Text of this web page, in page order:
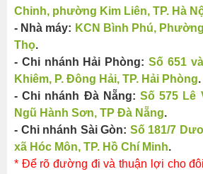
Chinh, phường Kim Liên, TP. Hà
- Nhà máy: KCN Bình Phú,
Thọ.
- Chi nhánh Hải Phòng: Số 651
Khiêm, P. Đông Hải, TP. Hải Phòng.
- Chi nhánh Đà Nẵng: Số 575 Lê
Ngũ Hành Sơn, TP Đà Nẵng.
- Chi nhánh Sài Gòn: Số 181/7
xã Hóc Môn, TP. Hồ Chí Minh.
* Để rõ đường đi và thuận lợi cho